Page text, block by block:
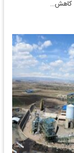
کاهش…